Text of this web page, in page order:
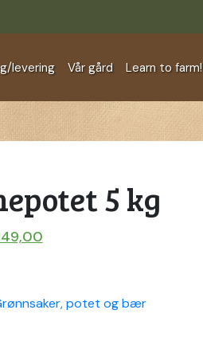
levering Vår gård Learn to farm!
5 kg
Nåværende
potet og bær